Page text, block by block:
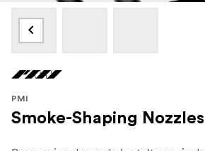
PMI
Smoke-Shaping Nozzles